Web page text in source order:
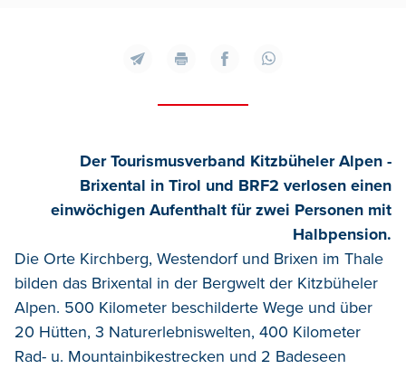
Der Tourismusverband Kitzbüheler Alpen -
Brixental in Tirol und BRF2 verlosen einen
einwöchigen Aufenthalt für zwei Personen mit
Halbpension.
Die Orte Kirchberg, Westendorf und Brixen im Thale
bilden das Brixental in der Bergwelt der Kitzbüheler
Alpen. 500 Kilometer beschilderte Wege und über
20 Hütten, 3 Naturerlebniswelten, 400 Kilometer
Rad- u. Mountainbikestrecken und 2 Badeseen